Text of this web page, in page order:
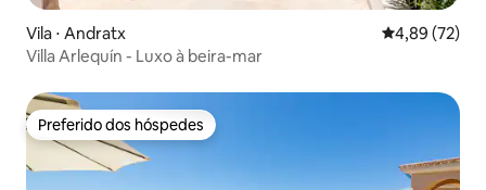
Vila ⋅ Andratx 4,89 de uma
4,89 (72)
Villa Arlequín - Luxo à beira-mar
Preferido dos hóspedes
Preferido dos hóspedes